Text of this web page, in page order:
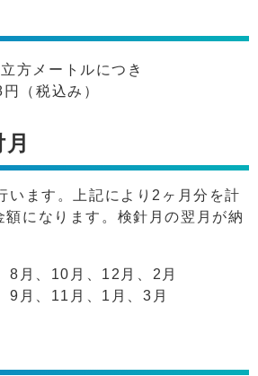
方メートルにつき
（税込み）
います。上記により2ヶ月分を計
額になります。検針月の翌月が納
月、10月、12月、2月
月、11月、1月、3月